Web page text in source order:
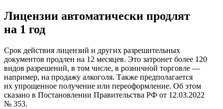
Лицензии автоматически продлят
на 1 год
Срок действия лицензий и других разрешительных
документов продлен на 12 месяцев. Это затронет более 120
видов разрешений, в том числе, в розничной торговле —
например, на продажу алкоголя. Также предполагается
их упрощенное получение или переоформление. Об этом
сказано в Постановлении Правительства РФ от 12.03.2022
№ 353.